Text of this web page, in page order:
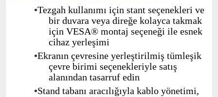
•Tezgah kullanımı için stant seçenekleri ve
bir duvara veya direğe kolayca takmak
için VESA® montaj seçeneği ile esnek
cihaz yerleşimi
•Ekranın çevresine yerleştirilmiş tümleşik
çevre birimi seçenekleriyle satış
alanından tasarruf edin
•Stand tabanı aracılığıyla kablo yönetimi,